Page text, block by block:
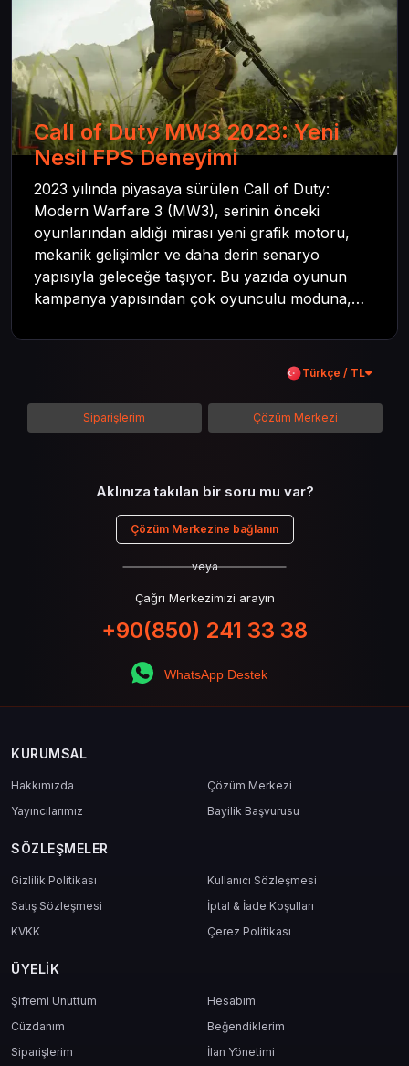
Call of Duty MW3 2023: Yeni
Nesil FPS Deneyimi
2023 yılında piyasaya sürülen Call of Duty:
Modern Warfare 3 (MW3), serinin önceki
oyunlarından aldığı mirası yeni grafik motoru,
mekanik gelişimler ve daha derin senaryo
yapısıyla geleceğe taşıyor. Bu yazıda oyunun
kampanya yapısından çok oyunculu moduna,
kadar her şeyi kapsamaya çalışacaktır. Tüm
içeriği boyunca Call of Duty evreninin
detaylarına inilecek ve steam hediye kartı
kullanımının avantajlarından da bahsedilecektir.
Türkçe / TL
Siparişlerim Çözüm Merkezi
Aklınıza takılan bir soru mu var?
Çözüm Merkezine bağlanın
veya
Çağrı Merkezimizi arayın
+90(850) 241 33 38
WhatsApp Destek
KURUMSAL
Hakkımızda
Çözüm Merkezi
Yayıncılarımız
Bayilik Başvurusu
SÖZLEŞMELER
Gizlilik Politikası
Kullanıcı Sözleşmesi
Satış Sözleşmesi
İptal & İade Koşulları
KVKK
Çerez Politikası
ÜYELIK
Şifremi Unuttum
Hesabım
Cüzdanım
Beğendiklerim
Siparişlerim
İlan Yönetimi